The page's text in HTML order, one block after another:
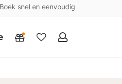
Boek snel en eenvoudig
Mijn